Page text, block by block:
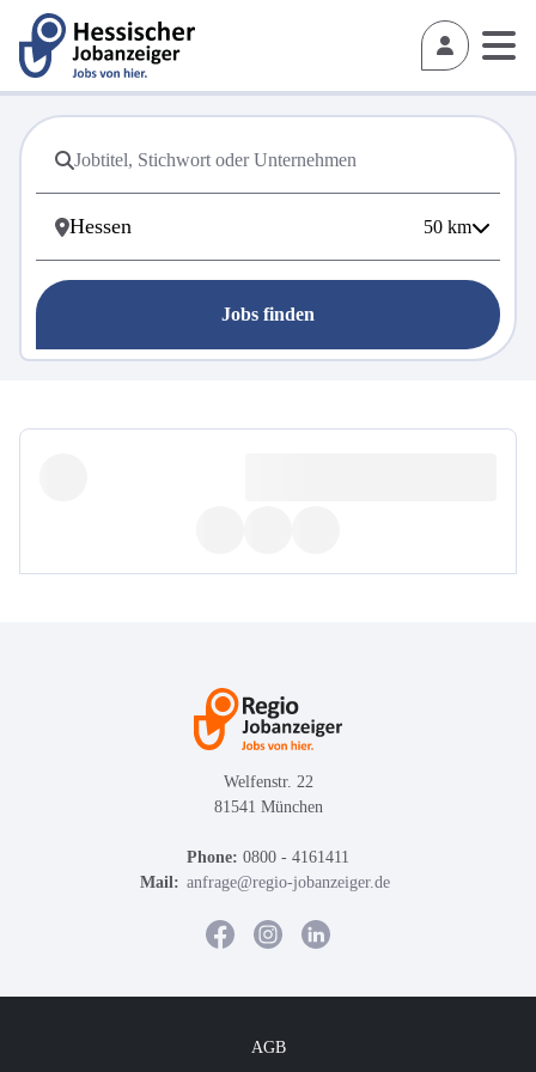
50 km
Jobs finden
Welfenstr. 22
81541 München
Phone: 0800 - 4161411
Mail: anfrage@regio-jobanzeiger.de
AGB